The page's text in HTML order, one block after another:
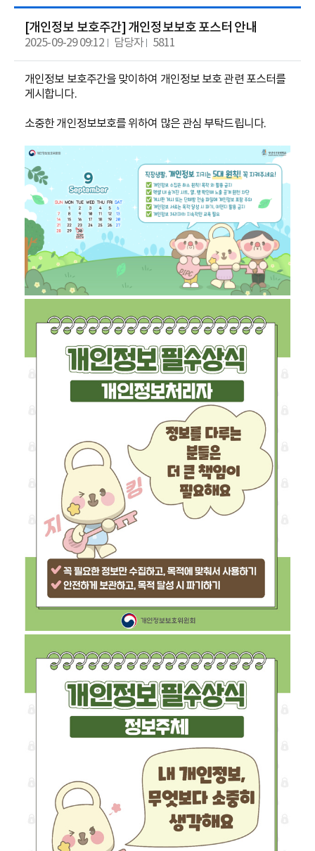
[개인정보 보호주간] 개인정보보호 포스터 안내
2025-09-29 09:12 담당자 5811
개인정보 보호주간을 맞이하여 개인정보 보호 관련 포스터를
게시합니다.
소중한 개인정보보호를 위하여 많은 관심 부탁드립니다.